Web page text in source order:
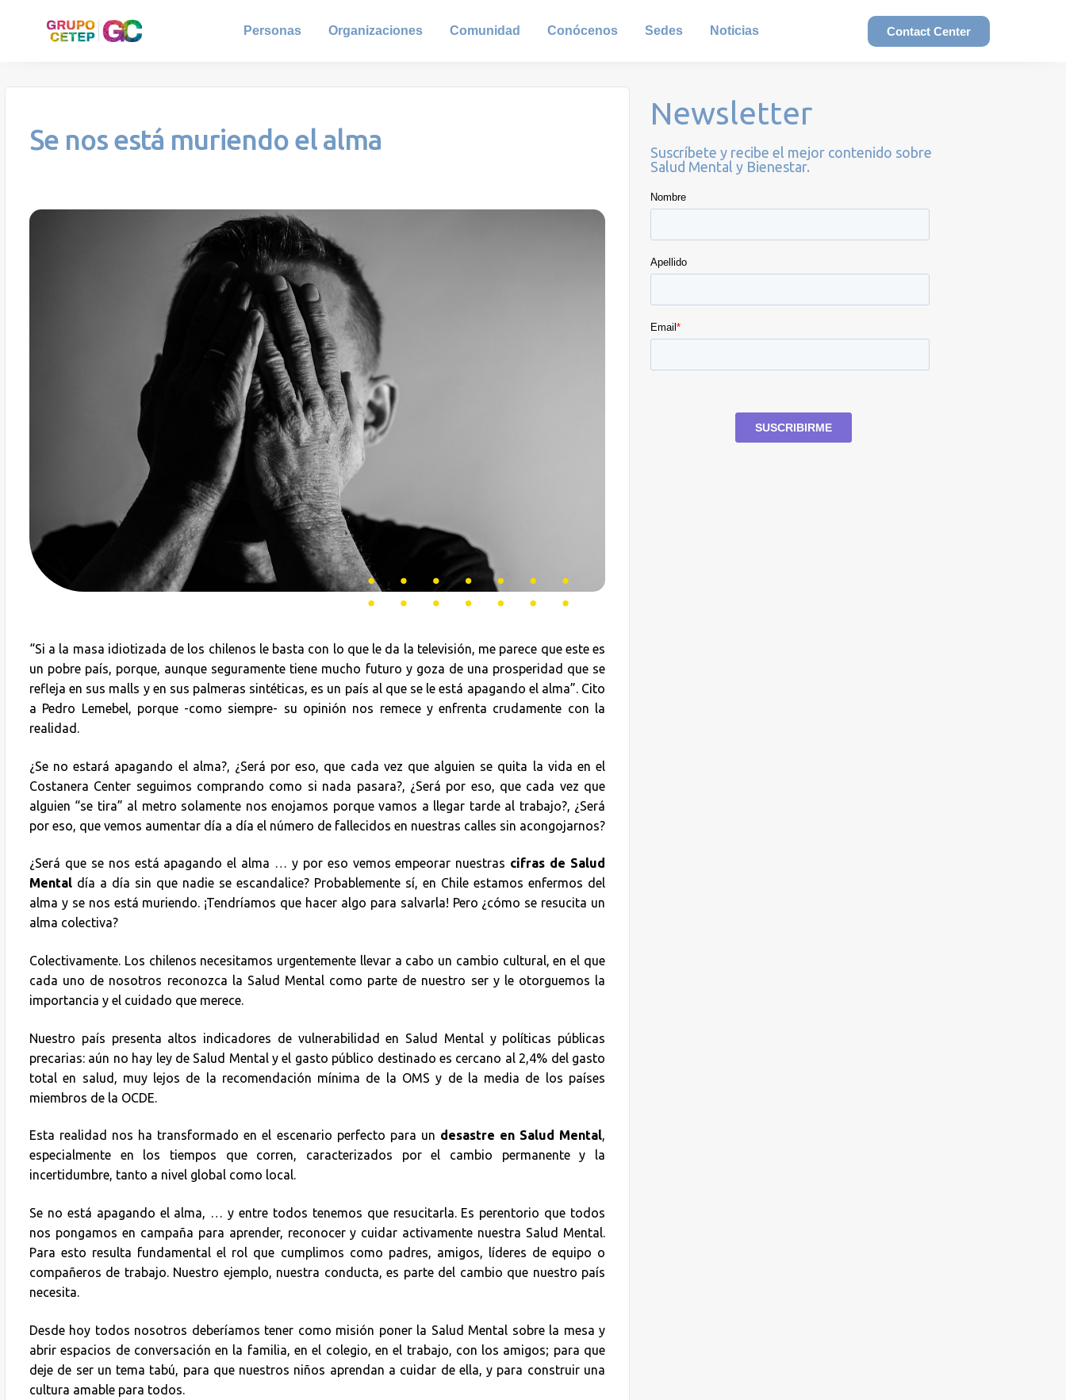
Personas Organizaciones Comunidad Conócenos Sedes Noticias Contact Center
Se nos está muriendo el alma
“Si a la masa idiotizada de los chilenos le basta con lo que le da la televisión, me parece que este es
un pobre país, porque, aunque seguramente tiene mucho futuro y goza de una prosperidad que se
refleja en sus malls y en sus palmeras sintéticas, es un país al que se le está apagando el alma”. Cito
a Pedro Lemebel, porque -como siempre- su opinión nos remece y enfrenta crudamente con la
realidad.
¿Se no estará apagando el alma?, ¿Será por eso, que cada vez que alguien se quita la vida en el
Costanera Center seguimos comprando como si nada pasara?, ¿Será por eso, que cada vez que
alguien “se tira” al metro solamente nos enojamos porque vamos a llegar tarde al trabajo?, ¿Será
por eso, que vemos aumentar día a día el número de fallecidos en nuestras calles sin acongojarnos?
¿Será que se nos está apagando el alma … y por eso vemos empeorar nuestras cifras de Salud
Mental día a día sin que nadie se escandalice? Probablemente sí, en Chile estamos enfermos del
alma y se nos está muriendo. ¡Tendríamos que hacer algo para salvarla! Pero ¿cómo se resucita un
alma colectiva?
Colectivamente. Los chilenos necesitamos urgentemente llevar a cabo un cambio cultural, en el que
cada uno de nosotros reconozca la Salud Mental como parte de nuestro ser y le otorguemos la
importancia y el cuidado que merece.
Nuestro país presenta altos indicadores de vulnerabilidad en Salud Mental y políticas públicas
precarias: aún no hay ley de Salud Mental y el gasto público destinado es cercano al 2,4% del gasto
total en salud, muy lejos de la recomendación mínima de la OMS y de la media de los países
miembros de la OCDE.
Esta realidad nos ha transformado en el escenario perfecto para un desastre en Salud Mental,
especialmente en los tiempos que corren, caracterizados por el cambio permanente y la
incertidumbre, tanto a nivel global como local.
Se no está apagando el alma, … y entre todos tenemos que resucitarla. Es perentorio que todos
nos pongamos en campaña para aprender, reconocer y cuidar activamente nuestra Salud Mental.
Para esto resulta fundamental el rol que cumplimos como padres, amigos, líderes de equipo o
compañeros de trabajo. Nuestro ejemplo, nuestra conducta, es parte del cambio que nuestro país
necesita.
Desde hoy todos nosotros deberíamos tener como misión poner la Salud Mental sobre la mesa y
abrir espacios de conversación en la familia, en el colegio, en el trabajo, con los amigos; para que
deje de ser un tema tabú, para que nuestros niños aprendan a cuidar de ella, y para construir una
cultura amable para todos.
Newsletter
Suscríbete y recibe el mejor contenido sobre
Salud Mental y Bienestar.